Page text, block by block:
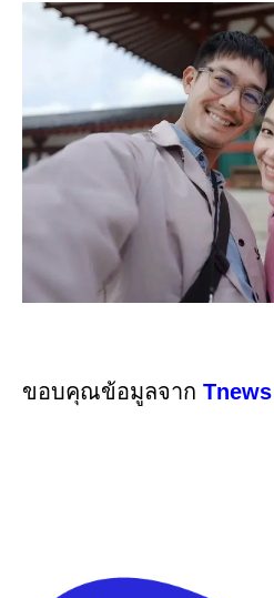
ขอบคุณข้อมูลจาก Tnews